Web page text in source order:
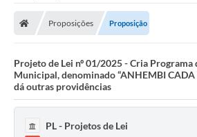
Proposições Proposição
Projeto de Lei nº 01/2025 - Cria
Municipal, denominado “ANHEMBI CADA
dá outras providências
PL - Projetos de Lei